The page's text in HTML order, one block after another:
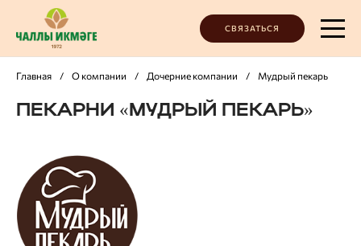
СВЯЗАТЬСЯ
Главная / О компании / Дочерние компании / Мудрый пекарь
ПЕКАРНИ «МУДРЫЙ ПЕКАРЬ»